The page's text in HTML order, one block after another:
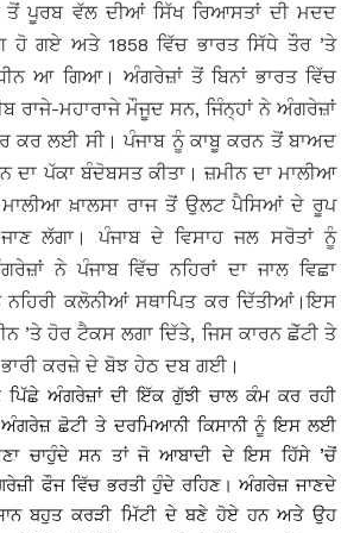
ਪੂਰਬ ਵੱਲ ਦੀਆਂ ਸਿੱਖ ਰਿਆਸਤਾਂ ਦੀ ਮਦਦ
ਹੋ ਗਏ ਅਤੇ 1858 ਵਿੱਚ ਭਾਰਤ ਸਿੱਧੇ ਤੌਰ ’ਤੇ
ਆ ਗਿਆ। ਅੰਗਰੇਜ਼ਾਂ ਤੋਂ ਬਿਨਾਂ ਭਾਰਤ ਵਿੱਚ
ਰਾਜੇ-ਮਹਾਰਾਜੇ ਮੌਜੂਦ ਸਨ, ਜਿੰਨ੍ਹਾਂ ਨੇ ਅੰਗਰੇਜ਼ਾਂ
ਕਰ ਲਈ ਸੀ। ਪੰਜਾਬ ਨੂੰ ਕਾਬੂ ਕਰਨ ਤੋਂ ਬਾਅਦ
ਦਾ ਪੱਕਾ ਬੰਦੋਬਸਤ ਕੀਤਾ। ਜ਼ਮੀਨ ਦਾ ਮਾਲੀਆ
ਖ਼ਾਲਸਾ ਰਾਜ ਤੋਂ ਉਲਟ ਪੈਸਿਆਂ ਦੇ ਰੂਪ
ਲੱਗਾ। ਪੰਜਾਬ ਦੇ ਵਿਸਾਹ ਜਲ ਸਰੋਤਾਂ ਨੂੰ
ਨੇ ਪੰਜਾਬ ਵਿੱਚ ਨਹਿਰਾਂ ਦਾ ਜਾਲ ਵਿਛਾ
ਨਹਿਰੀ ਕਲੋਨੀਆਂ ਸਥਾਪਿਤ ਕਰ ਦਿੱਤੀਆਂ।ਇਸ
’ਤੇ ਹੋਰ ਟੈਕਸ ਲਗਾ ਦਿੱਤੇ, ਜਿਸ ਕਾਰਨ ਛੋੱਟੀ ਤੇ
ਭਾਰੀ ਕਰਜ਼ੇ ਦੇ ਬੋਝ ਹੇਠ ਦਬ ਗਈ।
ਪਿੱਛੇ ਅੰਗਰੇਜ਼ਾਂ ਦੀ ਇੱਕ ਗੁੱਝੀ ਚਾਲ ਕੰਮ ਕਰ ਰਹੀ
ਛੋਟੀ ਤੇ ਦਰਮਿਆਨੀ ਕਿਸਾਨੀ ਨੂੰ ਇਸ ਲਈ
ਚਾਹੁੰਦੇ ਸਨ ਤਾਂ ਜੋ ਆਬਾਦੀ ਦੇ ਇਸ ਹਿੱਸੇ ’ਚੋਂ
ਫੌਜ ਵਿੱਚ ਭਰਤੀ ਹੁੰਦੇ ਰਹਿਣ। ਅੰਗਰੇਜ਼ ਜਾਣਦੇ
ਬਹੁਤ ਕਰੜੀ ਮਿੱਟੀ ਦੇ ਬਣੇ ਹੋਏ ਹਨ ਅਤੇ ਉਹ